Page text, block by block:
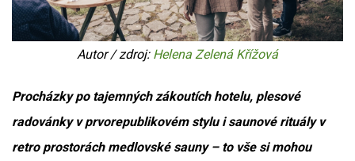
Autor / zdroj: Helena Zelená Křížová
Procházky po tajemných zákoutích hotelu, plesové
radovánky v prvorepublikovém stylu i saunové rituály v
retro prostorách medlovské sauny – to vše si mohou